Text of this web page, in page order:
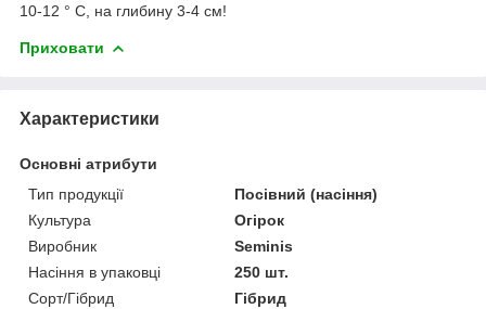
10-12 ° C, на глибину 3-4 см!
Приховати
Характеристики
Основні атрибути
Тип продукції
Посівний (насіння)
Культура
Огірок
Виробник
Seminis
Насіння в упаковці
250 шт.
Сорт/Гібрид
Гібрид